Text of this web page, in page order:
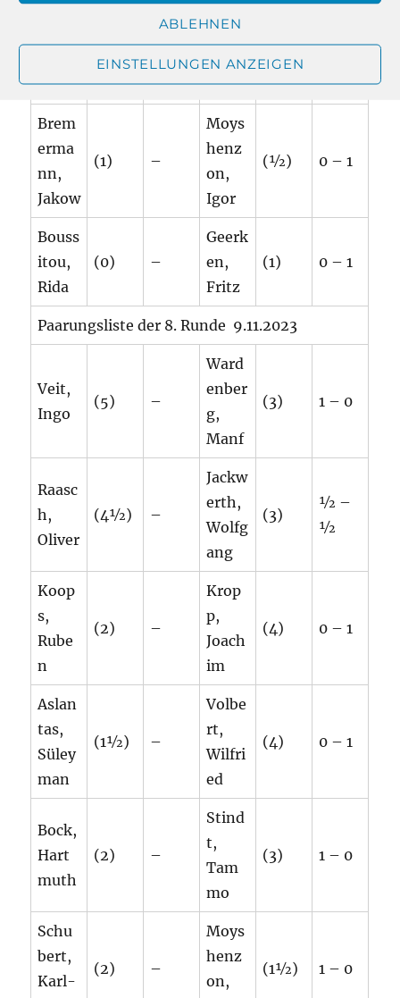
ABLEHNEN
EINSTELLUNGEN ANZEIGEN
enber
red
bert,
Karl-
Heinz
Brem
erma
nn,
Jakow
(1) –
Moys
henz
on,
Igor
(½) 0 – 1
Bouss
itou,
Rida
(0) –
Geerk
en,
Fritz
(1) 0 – 1
Paarungsliste der 8. Runde 9.11.2023
Veit,
Ingo
(5) –
Ward
enber
g,
Manf
(3) 1 – 0
Raasc
h,
Oliver
(4½) –
Jackw
erth,
Wolfg
ang
(3)
½ –
½
Koop
s,
Rube
n
(2) –
Krop
p,
Joach
im
(4) 0 – 1
Aslan
tas,
Süley
man
(1½) –
Volbe
rt,
Wilfri
ed
(4) 0 – 1
Bock,
Hart
muth
(2) –
Stind
t,
Tam
mo
(3) 1 – 0
Schu
bert,
Karl-
(2) –
Moys
henz
on,
(1½) 1 – 0